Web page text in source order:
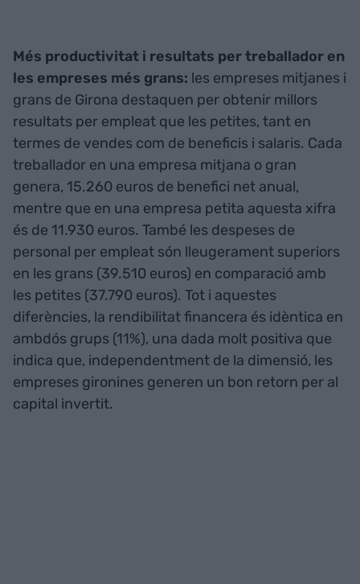
Més productivitat i resultats per treballador en
les empreses més grans: les empreses mitjanes i
grans de Girona destaquen per obtenir millors
resultats per empleat que les petites, tant en
termes de vendes com de beneficis i salaris. Cada
treballador en una empresa mitjana o gran
genera, 15.260 euros de benefici net anual,
mentre que en una empresa petita aquesta xifra
és de 11.930 euros. També les despeses de
personal per empleat són lleugerament superiors
en les grans (39.510 euros) en comparació amb
les petites (37.790 euros). Tot i aquestes
diferències, la rendibilitat financera és idèntica en
ambdós grups (11%), una dada molt positiva que
indica que, independentment de la dimensió, les
empreses gironines generen un bon retorn per al
capital invertit.